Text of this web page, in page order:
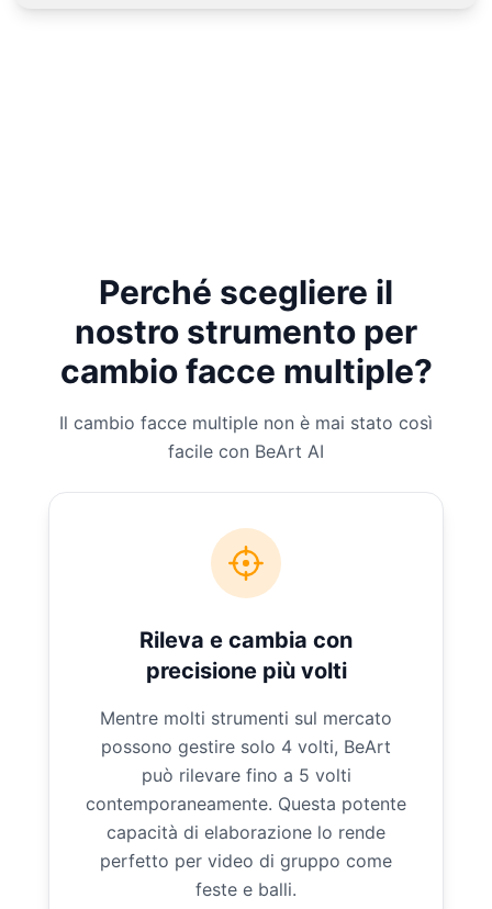
Perché scegliere il
nostro strumento per
cambio facce multiple?
Il cambio facce multiple non è mai stato così
facile con BeArt AI
Rileva e cambia con
precisione più volti
Mentre molti strumenti sul mercato
possono gestire solo 4 volti, BeArt
può rilevare fino a 5 volti
contemporaneamente. Questa potente
capacità di elaborazione lo rende
perfetto per video di gruppo come
feste e balli.